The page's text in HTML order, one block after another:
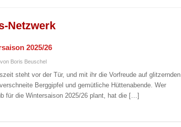
Netzwerk
2025/26
von Boris Beuschel
steht vor der Tür, und mit ihr die Vorfreude auf glitzernden
Berggipfel und gemütliche Hüttenabende. Wer
für die Wintersaison 2025/26 plant, hat die […]